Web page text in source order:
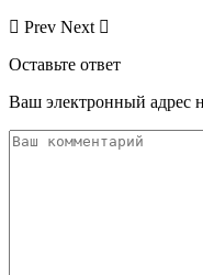
Prev Next
Оставьте ответ
Ваш электронный адрес